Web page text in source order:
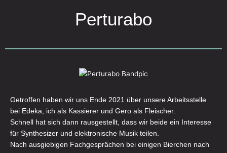
Perturabo
Getroffen haben wir uns Ende 2021 über unsere Arbeitsstelle
bei Edeka, ich als Kassierer und Gero als Fleischer.
Schnell hat sich dann rausgestellt, dass wir beide ein Interesse
für Synthesizer und elektronische Musik teilen.
Nach ausgiebigen Fachgesprächen bei einigen Bierchen nach